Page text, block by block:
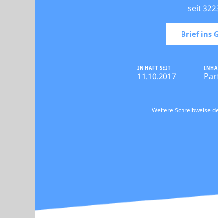
seit
Brief ins
IN HAFT SEIT
11.10.2017
Weitere Schreibweise